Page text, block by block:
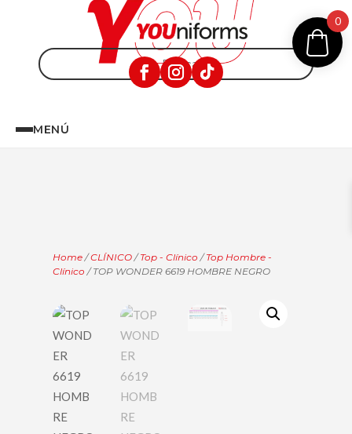
MENÚ
Home /CLÍNICO /Top - Clínico /Top Hombre -
Clínico / TOP WONDER 6619 HOMBRE NEGRO
0